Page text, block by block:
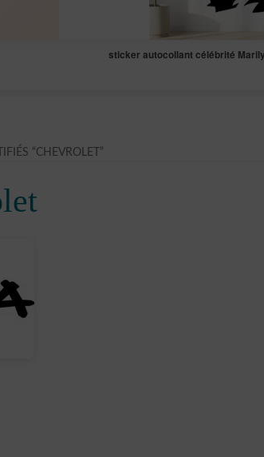
sticker autocollant célébrité
“CHEVROLET”